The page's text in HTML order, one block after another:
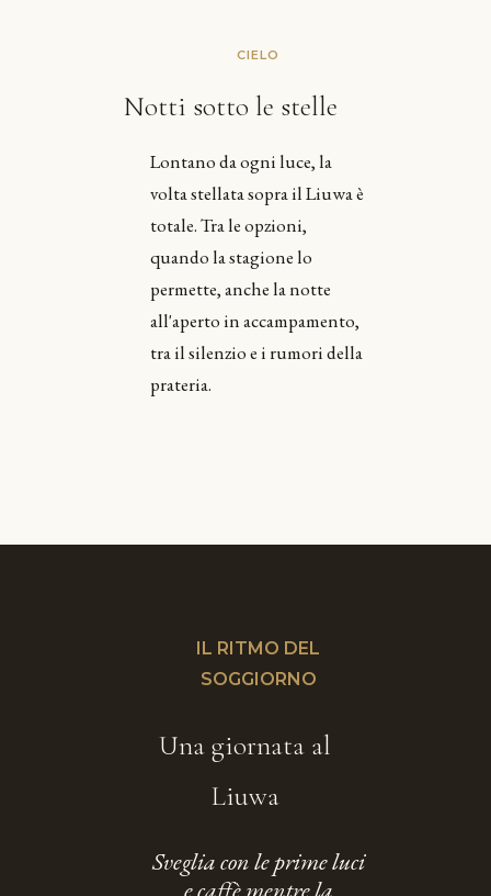
CIELO
Notti sotto le stelle
Lontano da ogni luce, la
volta stellata sopra il Liuwa è
totale. Tra le opzioni,
quando la stagione lo
permette, anche la notte
all'aperto in accampamento,
tra il silenzio e i rumori della
prateria.
IL RITMO DEL
SOGGIORNO
Una giornata al
Liuwa
Sveglia con le prime luci